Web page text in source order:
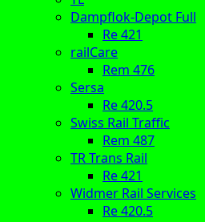
Dampflok-Depot Full
Re 421
railCare
Rem 476
Sersa
Re 420.5
Swiss Rail Traffic
Rem 487
TR Trans Rail
Re 421
Widmer Rail Services
Re 420.5